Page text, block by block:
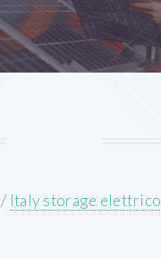
/ Italy storage elettrico